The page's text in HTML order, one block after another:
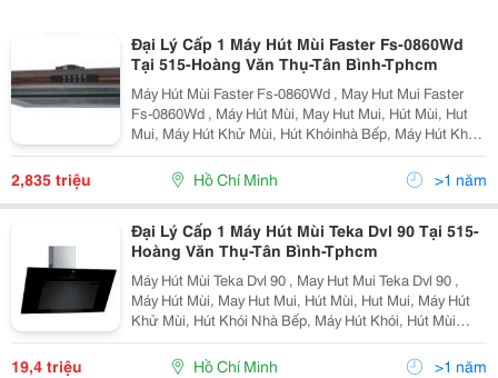
Đại Lý Cấp 1 Máy Hút Mùi Faster Fs-0860Wd
Tại 515-Hoàng Văn Thụ-Tân Bình-Tphcm
Máy Hút Mùi Faster Fs-0860Wd , May Hut Mui Faster
Fs-0860Wd , Máy Hút Mùi, May Hut Mui, Hút Mùi, Hut
Mui, Máy Hút Khử Mùi, Hút Khóinhà Bếp, Máy Hút Khói,
Hút Mùi Đảo, Hút Mùi Cổ Điển, Hút Mùi Độc Lập Máy Hút
Mù I Faster Fs-0860Wd G Iá Khuyến Mãi
2,835 triệu Hồ Chí Minh >1 năm
Đại Lý Cấp 1 Máy Hút Mùi Teka Dvl 90 Tại 515-
Hoàng Văn Thụ-Tân Bình-Tphcm
Máy Hút Mùi Teka Dvl 90 , May Hut Mui Teka Dvl 90 ,
Máy Hút Mùi, May Hut Mui, Hút Mùi, Hut Mui, Máy Hút
Khử Mùi, Hút Khói Nhà Bếp, Máy Hút Khói, Hút Mùi
Đảo, Hút Mùi Cổ Điển, Hút Mùi Độc Lập Máy Hút Mùi
Teka Dvl 90 G Iá Khuyến Mãi :19.400.000 Vn
19,4 triệu Hồ Chí Minh >1 năm